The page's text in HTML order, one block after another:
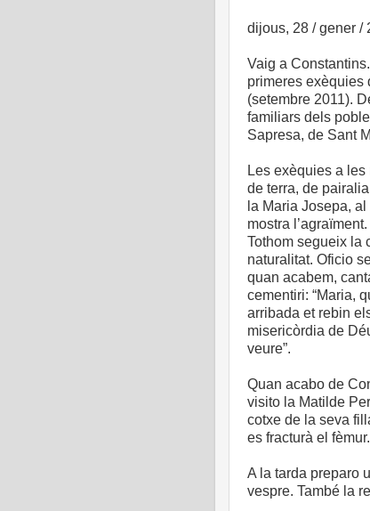
dijous, 28 / gener /
Vaig a
primeres exèquies
(setembre 2011).
familiars dels
Sapresa, de Sant
Les exèquies a
de terra, de
la Maria Josepa,
mostra
Tothom segueix la
naturalitat. Oficio
quan acabem,
cementiri: “Maria,
arribada et rebin
misericòrdia de
veure”.
Quan acabo de
visito la Matilde
cotxe de la seva
es fracturà el
A la tarda preparo
vespre. També la